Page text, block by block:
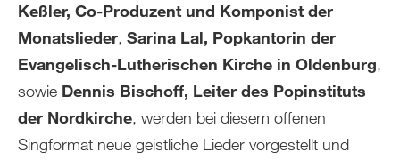
Keßler, Co-Produzent und Komponist der
Monatslieder, Sarina Lal, Popkantorin der
Evangelisch-Lutherischen Kirche in Oldenburg,
sowie Dennis Bischoff, Leiter des Popinstituts
der Nordkirche, werden bei diesem offenen
Singformat neue geistliche Lieder vorgestellt und